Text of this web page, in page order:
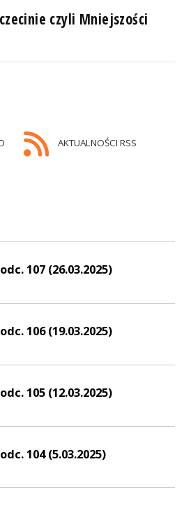
czyli Mniejszości
AKTUALNOŚCI RSS
107 (26.03.2025)
106 (19.03.2025)
105 (12.03.2025)
104 (5.03.2025)